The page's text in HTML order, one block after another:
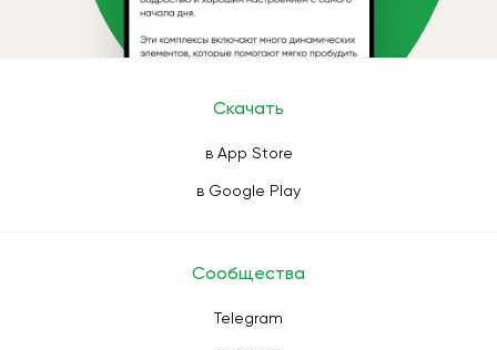
Скачать
в App Store
в Google Play
Сообщества
Telegram